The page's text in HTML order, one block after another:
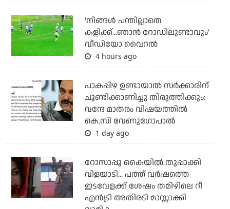
'നിങ്ങള്‍ പന്തില്ലാതെ
കളിക്ക്...ഞാന്‍ റോഡിലുണ്ടാവും'
വീഡിയോ വൈറല്‍
4 hours ago
പാകപ്പിഴ ഉണ്ടായാല്‍ സര്‍ക്കാരിന്
ചൂണ്ടിക്കാണിച്ചു തിരുത്തിക്കും:
വന്ദേ മാതരം വിഷയത്തില്‍
കെ.സി വേണുഗോപാല്‍
1 day ago
റോസാപ്പൂ കൈയില്‍ തുപ്പാക്കി
വിളയാടി... പത്ത് വര്‍ഷത്തെ
ഇടവേളക്ക് ശേഷം തമിഴിലെ റീ
എന്‍ട്രി അതിരടി മാസ്സാക്കി